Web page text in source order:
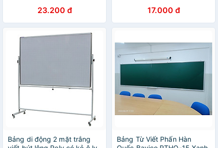
23.200 đ 17.000 đ
Bảng di động 2 mặt trắng
Bảng Từ Viết Phấn Hàn